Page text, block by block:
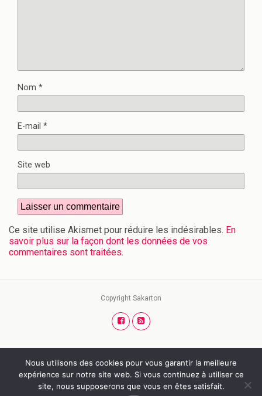
Nom *
E-mail *
Site web
Ce site utilise Akismet pour réduire les indésirables. En
savoir plus sur la façon dont les données de vos
commentaires sont traitées.
Copyright Sakarton
Nous utilisons des cookies pour vous garantir la meilleure
expérience sur notre site web. Si vous continuez à utiliser ce
site, nous supposerons que vous en êtes satisfait.
Retour au début